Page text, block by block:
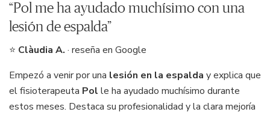
“Pol me ha ayudado muchísimo con una
lesión de espalda”
⭐ Clàudia A. · reseña en Google
Empezó a venir por una lesión en la espalda y explica que
el fisioterapeuta Pol le ha ayudado muchísimo durante
estos meses. Destaca su profesionalidad y la clara mejoría